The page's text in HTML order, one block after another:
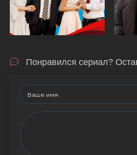
Понравился сериал?